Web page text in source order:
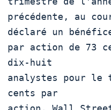
précédente, au
déclaré un
par action de 73
dix-huit
analystes pour le
cents par